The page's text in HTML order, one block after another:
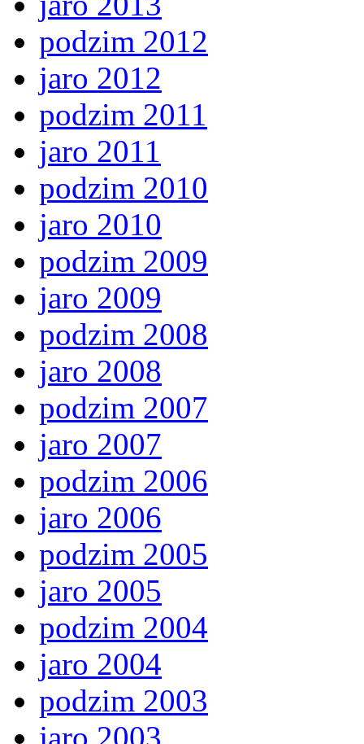
podzim 2012
jaro 2012
podzim 2011
jaro 2011
podzim 2010
jaro 2010
podzim 2009
jaro 2009
podzim 2008
jaro 2008
podzim 2007
jaro 2007
podzim 2006
jaro 2006
podzim 2005
jaro 2005
podzim 2004
jaro 2004
podzim 2003